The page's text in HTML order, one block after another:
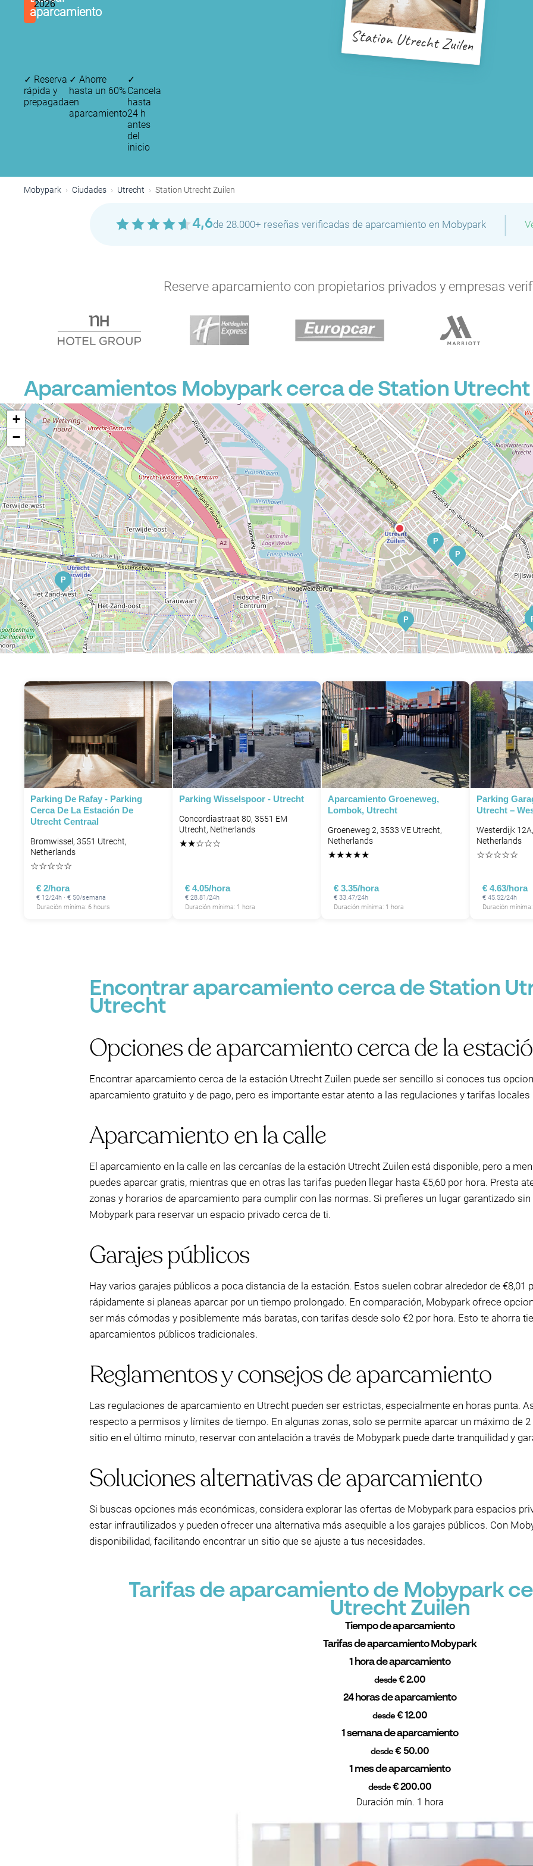
2026
aparcamiento
Station Utrecht Zuilen
✓ Reserva
rápida y
prepagada
✓ Ahorre
hasta un 60%
en
aparcamiento
✓
Cancela
hasta
24 h
antes
del
inicio
Mobypark Ciudades Utrecht Station Utrecht Zuilen
4,6de 28.000+ reseñas verificadas de aparcamiento en Mobypark |
Reserve aparcamiento con propietarios privados y empresas
Aparcamientos Mobypark cerca de Station Utrecht
P
P
P
P
P
P P P
P
+
−
Parking De Rafay - Parking
Cerca De La Estación De
Utrecht Centraal
Bromwissel, 3551 Utrecht,
Netherlands
☆☆☆☆☆
€ 2/hora
€ 12/24h · € 50/semana
Duración mínima: 6 hours
Parking Wisselspoor - Utrecht
Concordiastraat 80, 3551 EM
Utrecht, Netherlands
★★☆☆☆
€ 4.05/hora
€ 28.81/24h
Duración mínima: 1 hora
Aparcamiento Groeneweg,
Lombok, Utrecht
Groeneweg 2, 3533 VE Utrecht,
Netherlands
★★★★★
€ 3.35/hora
€ 33.47/24h
Duración mínima: 1 hora
Parking
Utrecht –
Westerdijk
Netherlands
☆☆☆☆☆
€ 4.63/hora
€ 45.52/24h
Duración
Encontrar aparcamiento cerca de Station
Utrecht
Opciones de aparcamiento cerca de la
Encontrar aparcamiento cerca de la estación Utrecht Zuilen puede ser sencillo si conoces tus
aparcamiento gratuito y de pago, pero es importante estar atento a las regulaciones y tarifas locales
Aparcamiento en la calle
El aparcamiento en la calle en las cercanías de la estación Utrecht Zuilen está disponible, pero a
puedes aparcar gratis, mientras que en otras las tarifas pueden llegar hasta €5,60 por hora. Presta
zonas y horarios de aparcamiento para cumplir con las normas. Si prefieres un lugar garantizado
Mobypark para reservar un espacio privado cerca de ti.
Garajes públicos
Hay varios garajes públicos a poca distancia de la estación. Estos suelen cobrar alrededor de €8,01
rápidamente si planeas aparcar por un tiempo prolongado. En comparación, Mobypark ofrece
ser más cómodas y posiblemente más baratas, con tarifas desde solo €2 por hora. Esto te ahorra
aparcamientos públicos tradicionales.
Reglamentos y consejos de aparcamiento
Las regulaciones de aparcamiento en Utrecht pueden ser estrictas, especialmente en horas punta.
respecto a permisos y límites de tiempo. En algunas zonas, solo se permite aparcar un máximo de
sitio en el último minuto, reservar con antelación a través de Mobypark puede darte tranquilidad y
Soluciones alternativas de aparcamiento
Si buscas opciones más económicas, considera explorar las ofertas de Mobypark para espacios
estar infrautilizados y pueden ofrecer una alternativa más asequible a los garajes públicos. Con
disponibilidad, facilitando encontrar un sitio que se ajuste a tus necesidades.
Tarifas de aparcamiento de Mobypark
Utrecht Zuilen
Tiempo de aparcamiento
Tarifas de aparcamiento Mobypark
1 hora de aparcamiento
desde€ 2.00
24 horas de aparcamiento
desde€ 12.00
1 semana de aparcamiento
desde € 50.00
1 mes de aparcamiento
desde€ 200.00
Duración mín. 1 hora